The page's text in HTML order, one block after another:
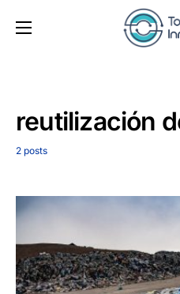
reutilización
2 posts